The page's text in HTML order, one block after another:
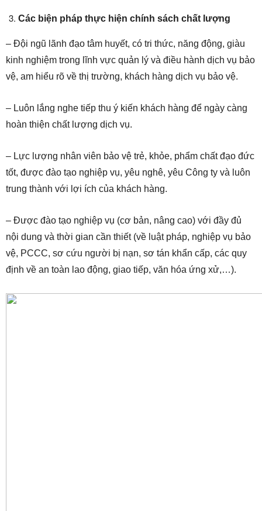
Các biện pháp thực hiện chính sách chất lượng
– Đội ngũ lãnh đạo tâm huyết, có tri thức, năng động, giàu
kinh nghiệm trong lĩnh vực quản lý và điều hành dịch vụ bảo
vệ, am hiểu rõ về thị trường, khách hàng dịch vụ bảo vệ.
– Luôn lắng nghe tiếp thu ý kiến khách hàng để ngày càng
hoàn thiện chất lượng dịch vụ.
– Lực lượng nhân viên bảo vệ trẻ, khỏe, phẩm chất đạo đức
tốt, được đào tạo nghiệp vụ, yêu nghê, yêu Công ty và luôn
trung thành với lợi ích của khách hàng.
– Được đào tạo nghiệp vụ (cơ bản, nâng cao) với đầy đủ
nội dung và thời gian cần thiết (về luật pháp, nghiệp vụ bảo
vệ, PCCC, sơ cứu người bị nạn, sơ tán khẩn cấp, các quy
định về an toàn lao động, giao tiếp, văn hóa ứng xử,…).